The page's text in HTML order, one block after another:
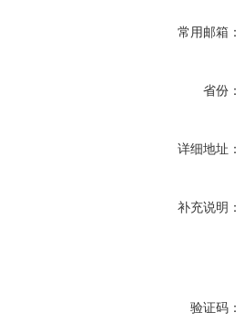
常用邮箱：
省份：
详细地址：
补充说明：
验证码：